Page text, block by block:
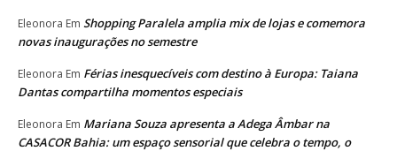
Eleonora Em Shopping Paralela amplia mix de lojas e comemora
novas inaugurações no semestre
Eleonora Em Férias inesquecíveis com destino à Europa: Taiana
Dantas compartilha momentos especiais
Eleonora Em Mariana Souza apresenta a Adega Âmbar na
CASACOR Bahia: um espaço sensorial que celebra o tempo, o